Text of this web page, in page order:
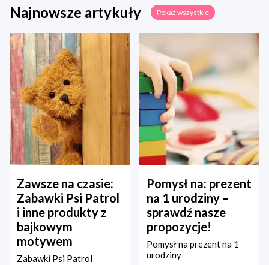
Najnowsze artykuły Pokaż wszystkie
Zawsze na czasie:
Zabawki Psi Patrol
i inne produkty z
bajkowym
motywem
Zabawki Psi Patrol
Pomysł na: prezent
na 1 urodziny –
sprawdź nasze
propozycje!
Pomysł na prezent na 1
urodziny